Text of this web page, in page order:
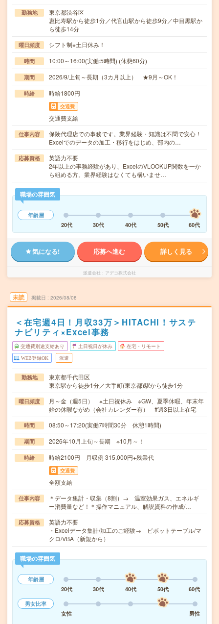
勤務地
東京都渋谷区
恵比寿駅から徒歩1分／代官山駅から徒歩9分／中目黒駅か
ら徒歩14分
曜日頻度 シフト制※土日休み！
時間 10:00～16:00(実働:5時間) (休憩60分)
期間 2026/9/上旬～長期（3カ月以上） ★9月～OK！
時給 時給1800円
交通費
交通費支給
仕事内容
保険代理店での事務です。業界経験・知識は不問で安心！
Excelでのデータの加工・移行をはじめ、部内の…
応募資格
英語力不要
2年以上の事務経験があり、ExcelのVLOOKUP関数を一か
ら組める方。業界経験はなくても構いませ…
職場の雰囲気
年齢層
20代
30代 40代 50代 60代
気になる! 応募へ進む 詳しく見る
派遣会社 アデコ株式会社
未読 掲載日 2026/08/08
＜在宅週4日！月収33万＞HITACHI！サステ
ナビリティ×Excel事務
交通費別途支給あり 土日祝日が休み 在宅・リモート
WEB登録OK 派遣
勤務地
東京都千代田区
東京駅から徒歩1分／大手町(東京都)駅から徒歩1分
曜日頻度
月～金（週5日） ※土日祝休み ※GW、夏季休暇、年末年
始の休暇ながめ（会社カレンダー有） #週3日以上在宅
時間 08:50～17:20(実働7時間30分 休憩1時間)
期間 2026年10月上旬～長期 ※10月～！
時給 時給2100円 月収例 315,000円+残業代
交通費
全額支給
仕事内容
＊データ集計・収集（8割）→ 温室効果ガス、エネルギ
ー消費量など！＊操作マニュアル、解説資料の作成/…
応募資格
英語力不要
・Excelデータ集計/加工のご経験→ ピボットテーブル/マ
クロ/VBA（新規から）
職場の雰囲気
年齢層
20代
30代 40代 50代
60代
男女比率
女性
男性